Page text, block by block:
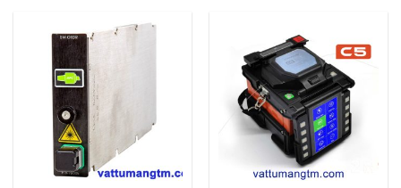
85.000.000₫.